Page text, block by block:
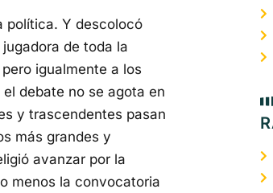
política. Y descolocó
de toda la
igualmente a los
debate no se agota en
y trascendentes pasan
más grandes y
avanzar por la
menos la convocatoria